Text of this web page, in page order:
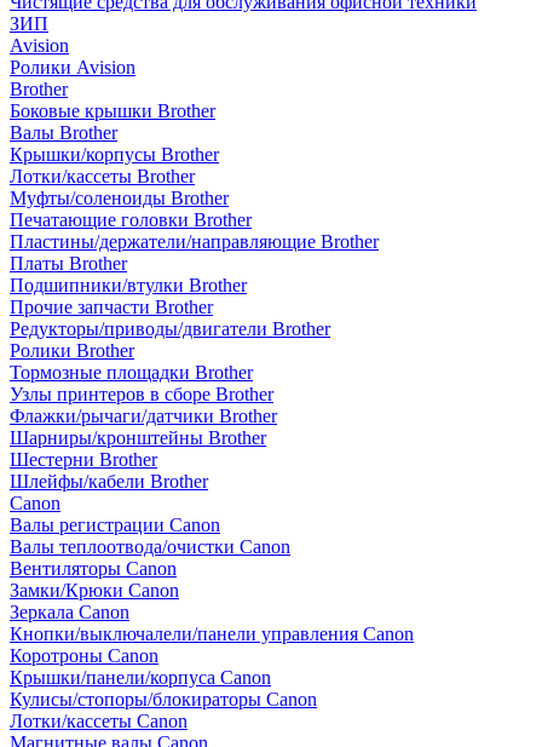
ЗИП
Avision
Ролики Avision
Brother
Боковые крышки Brother
Валы Brother
Крышки/корпусы Brother
Лотки/кассеты Brother
Муфты/соленоиды Brother
Печатающие головки Brother
Пластины/держатели/направляющие Brother
Платы Brother
Подшипники/втулки Brother
Прочие запчасти Brother
Редукторы/приводы/двигатели Brother
Ролики Brother
Тормозные площадки Brother
Узлы принтеров в сборе Brother
Флажки/рычаги/датчики Brother
Шарниры/кронштейны Brother
Шестерни Brother
Шлейфы/кабели Brother
Canon
Валы регистрации Canon
Валы теплоотвода/очистки Canon
Вентиляторы Canon
Замки/Крюки Canon
Зеркала Canon
Кнопки/выключалели/панели управления Canon
Коротроны Canon
Крышки/панели/корпуса Canon
Кулисы/стопоры/блокираторы Canon
Лотки/кассеты Canon
Магнитные валы Canon